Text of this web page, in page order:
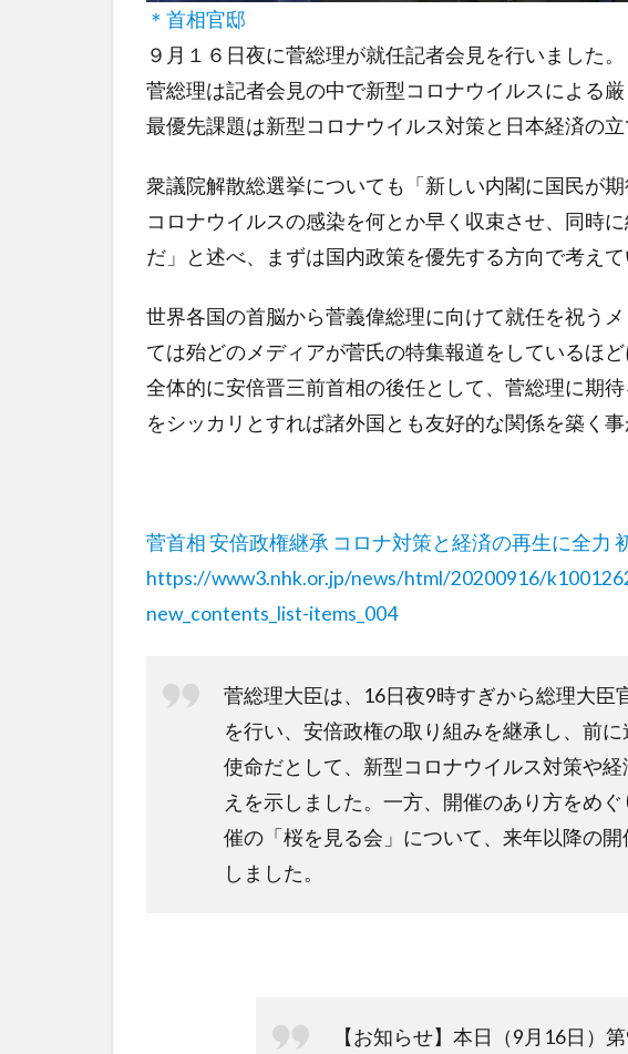
＊首相官邸
９月１６日夜に菅総理が就任記者会見を行いました。
菅総理は記者会見の中で新型コロナウイルスによる厳
最優先課題は新型コロナウイルス対策と日本経済の立
衆議院解散総選挙についても「新しい内閣に国民が
コロナウイルスの感染を何とか早く収束させ、同時
だ」と述べ、まずは国内政策を優先する方向で考え
世界各国の首脳から菅義偉総理に向けて就任を祝う
ては殆どのメディアが菅氏の特集報道をしているほど
全体的に安倍晋三前首相の後任として、菅総理に期
をシッカリとすれば諸外国とも友好的な関係を築く事
菅首相 安倍政権継承 コロナ対策と経済の再生に全力
https://www3.nhk.or.jp/news/html/20200916/
new_contents_list-items_004
菅総理大臣は、16日夜9時すぎから総理大臣
を行い、安倍政権の取り組みを継承し、前
使命だとして、新型コロナウイルス対策や
えを示しました。一方、開催のあり方をめ
催の「桜を見る会」について、来年以降の
しました。
【お知らせ】本日（9月16日）